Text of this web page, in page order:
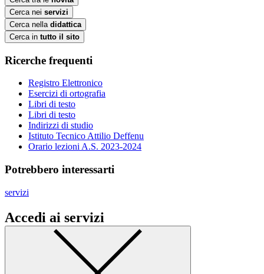
Cerca nei servizi
Cerca nella didattica
Cerca in tutto il sito
Ricerche frequenti
Registro Elettronico
Esercizi di ortografia
Libri di testo
Libri di testo
Indirizzi di studio
Istituto Tecnico Attilio Deffenu
Orario lezioni A.S. 2023-2024
Potrebbero interessarti
servizi
Accedi ai servizi